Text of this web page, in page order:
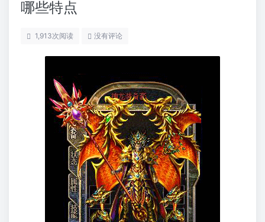
哪些特点
1,913次阅读 没有评论